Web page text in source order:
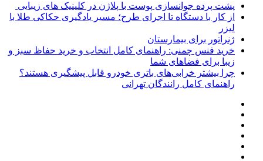
پشت پرده جوانسازی پوست با پلاژن در کلینیک های زیبایی
از کار با دستگاه تا اجرای طرح؛ مسیر یادگیری حکاکی طلا با
لیزر
ژنراتور برای بیمارستان
خرید فنس چمنی: راهنمای کامل انتخاب و خرید حفاظ سبز و
زیبا برای فضاهای شما
چرا بیشتر خرابی‌های باتری خودرو قابل پیشگیری هستند؟
راهنمای کامل رانندگان تهرانی